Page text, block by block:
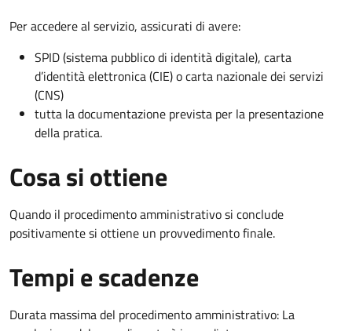
Per accedere al servizio, assicurati di avere:
SPID (sistema pubblico di identità digitale), carta
d’identità elettronica (CIE) o carta nazionale dei servizi
(CNS)
tutta la documentazione prevista per la presentazione
della pratica.
Cosa si ottiene
Quando il procedimento amministrativo si conclude
positivamente si ottiene un provvedimento finale.
Tempi e scadenze
Durata massima del procedimento amministrativo: La